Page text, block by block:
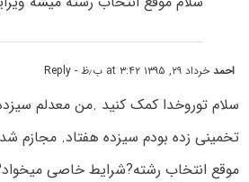
احمدخرداد ۲۹, ۱۳۹۵ at ۳:۴۲ ب٫ظ - Reply
سلام توروخدا کمک کنید .من معدلم
تخمینی زده بودم سیزده هفتاد. مجازم
موقع انتخاب رشته?شرایط خاصی